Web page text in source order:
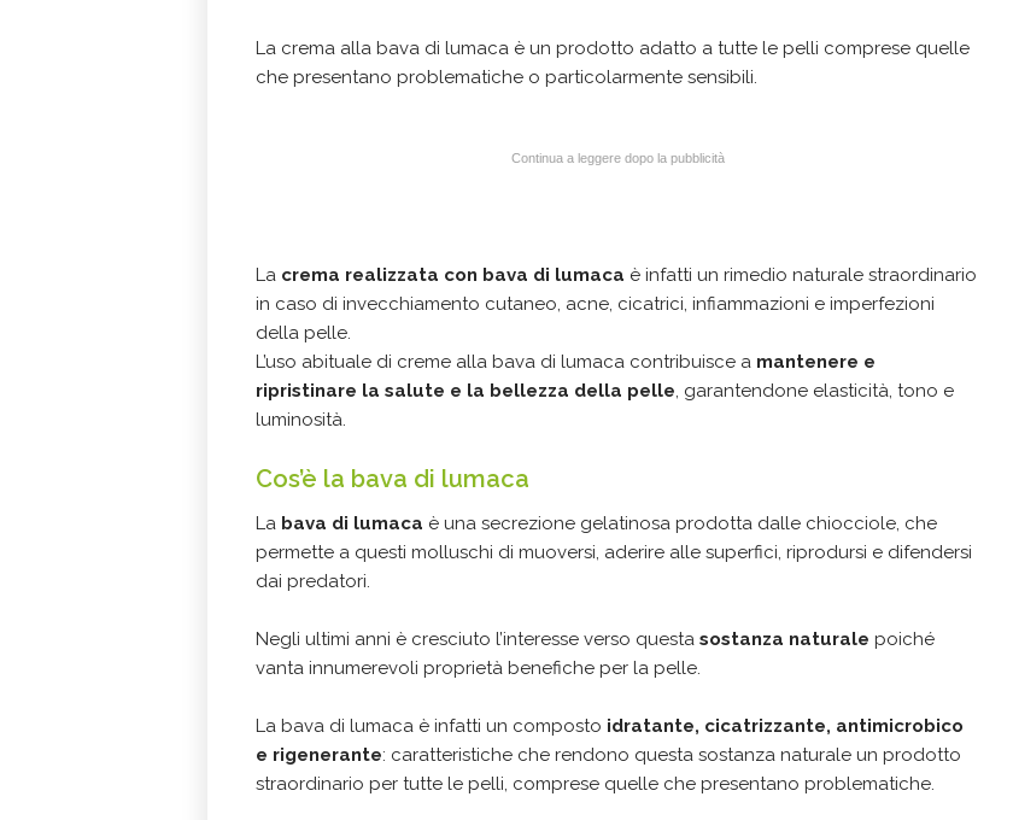
La crema alla bava di lumaca è un prodotto adatto a tutte le pelli comprese quelle
che presentano problematiche o particolarmente sensibili.
Continua a leggere dopo la pubblicità
La crema realizzata con bava di lumaca è infatti un rimedio naturale straordinario
in caso di invecchiamento cutaneo, acne, cicatrici, infiammazioni e imperfezioni
della pelle.
L’uso abituale di creme alla bava di lumaca contribuisce a mantenere e
ripristinare la salute e la bellezza della pelle , garantendone elasticità, tono e
luminosità.
Cos’è la bava di lumaca
La bava di lumaca è una secrezione gelatinosa prodotta dalle chiocciole, che
permette a questi molluschi di muoversi, aderire alle superfici, riprodursi e difendersi
dai predatori.
Negli ultimi anni è cresciuto l’interesse verso questa sostanza naturale poiché
vanta innumerevoli proprietà benefiche per la pelle.
La bava di lumaca è infatti un composto idratante, cicatrizzante, antimicrobico
e rigenerante: caratteristiche che rendono questa sostanza naturale un prodotto
straordinario per tutte le pelli, comprese quelle che presentano problematiche.